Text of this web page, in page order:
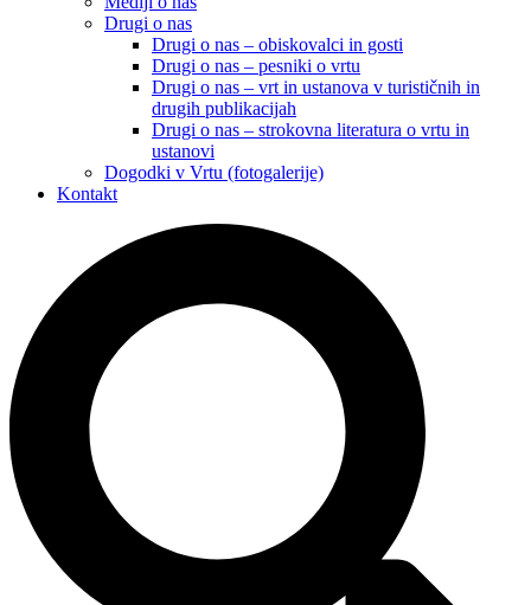
Drugi o nas
Drugi o nas – obiskovalci in gosti
Drugi o nas – pesniki o vrtu
Drugi o nas – vrt in ustanova v turističnih in
drugih publikacijah
Drugi o nas – strokovna literatura o vrtu in
ustanovi
Dogodki v Vrtu (fotogalerije)
Kontakt